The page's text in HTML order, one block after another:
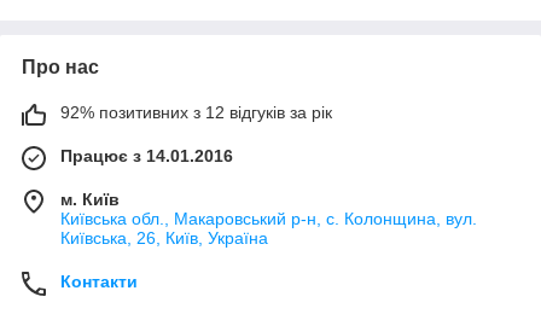
Про нас
92% позитивних з 12 відгуків за рік
Працює з 14.01.2016
м. Київ
Київська обл., Макаровський р-н, с. Колонщина, вул.
Київська, 26, Київ, Україна
Контакти